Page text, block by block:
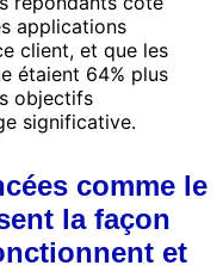
applications
client, et que les
étaient 64% plus
objectifs
significative.
comme le
la façon
et